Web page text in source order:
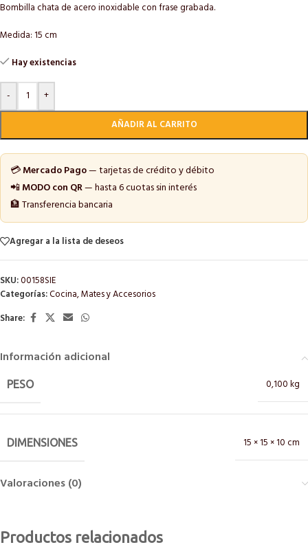
Bombilla chata de acero inoxidable con frase grabada.
Medida: 15 cm
Hay existencias
-
+
AÑADIR AL CARRITO
💳Mercado Pago— tarjetas de crédito y débito
📲MODO con QR— hasta 6 cuotas sin interés
🏦 Transferencia bancaria
Agregar a la lista de deseos
SKU:00158SIE
Categorías:Cocina,Mates y Accesorios
Share:
Información adicional
PESO 0,100 kg
DIMENSIONES 15 × 15 × 10 cm
Valoraciones (0)
Productos relacionados